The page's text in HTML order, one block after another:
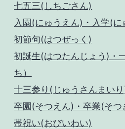
七五三(しちごさん)
入園(にゅうえん)・入学(に
初節句(はつぜっく)
初誕生(はつたんじょう)・
ち）
十三参り(じゅうさんまい
卒園(そつえん)・卒業(そつ
帯祝い(おびいわい)